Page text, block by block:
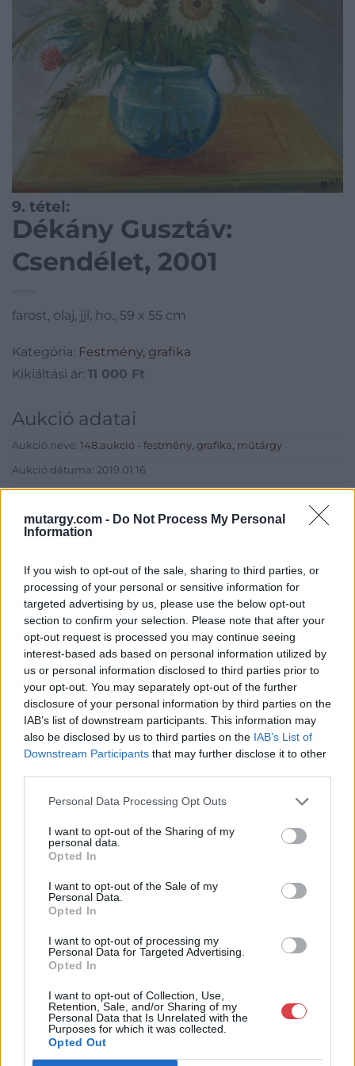
mutargy.com - Do Not Process My Personal
Information
If you wish to opt-out of the sale, sharing to third parties, or
processing of your personal or sensitive information for
targeted advertising by us, please use the below opt-out
section to confirm your selection. Please note that after your
opt-out request is processed you may continue seeing
interest-based ads based on personal information utilized by
us or personal information disclosed to third parties prior to
your opt-out. You may separately opt-out of the further
disclosure of your personal information by third parties on the
IAB’s list of downstream participants. This information may
also be disclosed by us to third parties on the IAB’s List of
Downstream Participants that may further disclose it to other
Personal Data Processing Opt Outs
I want to opt-out of the Sharing of my
personal data.
Opted In
I want to opt-out of the Sale of my
Personal Data.
Opted In
I want to opt-out of processing my
Personal Data for Targeted Advertising.
Opted In
I want to opt-out of Collection, Use,
Retention, Sale, and/or Sharing of my
Personal Data that Is Unrelated with the
Purposes for which it was collected.
Opted Out
9. tétel:
Dékány Gusztáv:
Csendélet, 2001
farost, olaj, jjl, ho., 59 x 55 cm
Kategória: Festmény, grafika
Kikiáltási ár: 11 000 Ft
Aukció adatai
Aukció neve: 148.aukció - festmény, grafika, műtárgy
Aukció dátuma: 2019.01.16
Aukció helye: II. Zsigmond tér 8.
Eladó adatai
Eladó:Műgyűjtők Háza Kft.
Cím: Dudás Attila
Műgyűjtők Háza kft.
Budapest
1023.Bp. Zsigmond tér 11.
1023
Telefon: 18008123
Weboldal:
http://www.mugyujtokhaza.hu
Bemutatkozás: 2013 nyarán nyitottuk meg Galériánkat
áron, gyorsan találjanak vevőt műtárgyaikra, az eladók pedig
rendszeresen tudják gazdagítani gyűjteményüket változatos
kínálatunkból. Ezért is rendezünk minden második héten,
18.00 óráig várjuk szeretettel az érdeklődőket.